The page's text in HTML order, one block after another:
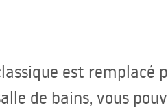
est remplacé
de bains, vous